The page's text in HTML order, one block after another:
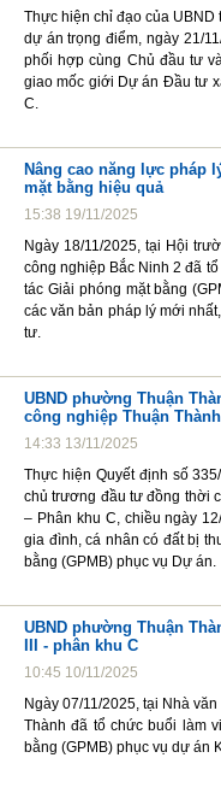
Thực hiện chỉ đạo của UBND
dự án trọng điểm, ngày 21/
phối hợp cùng Chủ đầu tư
giao mốc giới Dự án Đầu tư
C.
Nâng cao năng lực pháp
mặt bằng hiệu quả
15:38 19/11/2025
Ngày 18/11/2025, tại Hội
công nghiệp Bắc Ninh 2 đã
tác Giải phóng mặt bằng
các văn bản pháp lý mới
tư.
UBND phường Thuận
công nghiệp Thuận
14:33 13/11/2025
Thực hiện Quyết định số
chủ trương đầu tư đồng thời
– Phân khu C, chiều ngày
gia đình, cá nhân có đất bị
bằng (GPMB) phục vụ Dự án.
UBND phường Thuận
III - phân khu C
10:45 10/11/2025
Ngày 07/11/2025, tại Nhà
Thành đã tổ chức buổi làm
bằng (GPMB) phục vụ dự án